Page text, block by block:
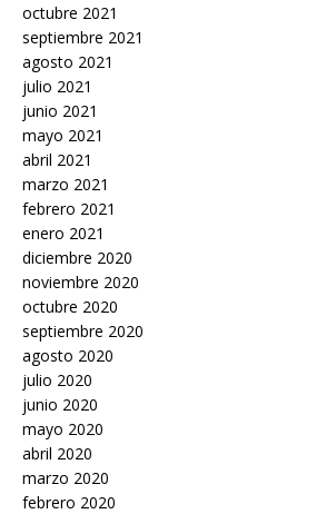
octubre 2021
septiembre 2021
agosto 2021
julio 2021
junio 2021
mayo 2021
abril 2021
marzo 2021
febrero 2021
enero 2021
diciembre 2020
noviembre 2020
octubre 2020
septiembre 2020
agosto 2020
julio 2020
junio 2020
mayo 2020
abril 2020
marzo 2020
febrero 2020